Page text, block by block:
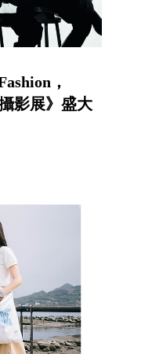
，
影展》盛大